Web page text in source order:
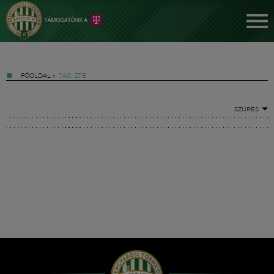
FŐOLDAL » TAG: ZTE
SZŰRÉS
Hírek